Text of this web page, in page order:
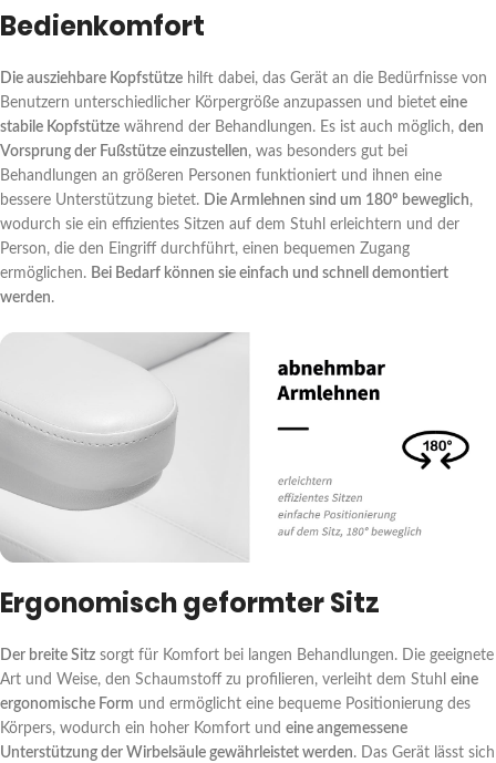
Bedienkomfort
Die ausziehbare Kopfstütze hilft dabei, das Gerät an die Bedürfnisse von
Benutzern unterschiedlicher Körpergröße anzupassen und bietet eine
stabile Kopfstütze während der Behandlungen. Es ist auch möglich, den
Vorsprung der Fußstütze einzustellen, was besonders gut bei
Behandlungen an größeren Personen funktioniert und ihnen eine
bessere Unterstützung bietet. Die Armlehnen sind um 180º beweglich,
wodurch sie ein effizientes Sitzen auf dem Stuhl erleichtern und der
Person, die den Eingriff durchführt, einen bequemen Zugang
ermöglichen. Bei Bedarf können sie einfach und schnell demontiert
werden.
Ergonomisch geformter Sitz
Der breite Sitz sorgt für Komfort bei langen Behandlungen. Die geeignete
Art und Weise, den Schaumstoff zu profilieren, verleiht dem Stuhl eine
ergonomische Form und ermöglicht eine bequeme Positionierung des
Körpers, wodurch ein hoher Komfort und eine angemessene
Unterstützung der Wirbelsäule gewährleistet werden. Das Gerät lässt sich